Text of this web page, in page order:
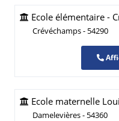
Ecole élémentaire -
Crévéchamps - 54290
Ecole maternelle
Damelevières - 54360